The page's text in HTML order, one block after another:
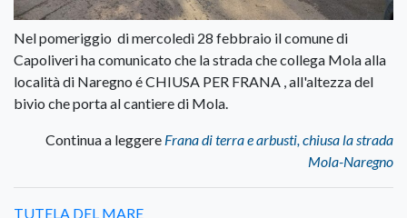
Nel pomeriggio di mercoledì 28 febbraio il comune di
Capoliveri ha comunicato che la strada che collega Mola alla
località di Naregno é CHIUSA PER FRANA , all'altezza del
bivio che porta al cantiere di Mola.
Continua a leggere Frana di terra e arbusti, chiusa la strada
Mola-Naregno
TUTELA DEL MARE